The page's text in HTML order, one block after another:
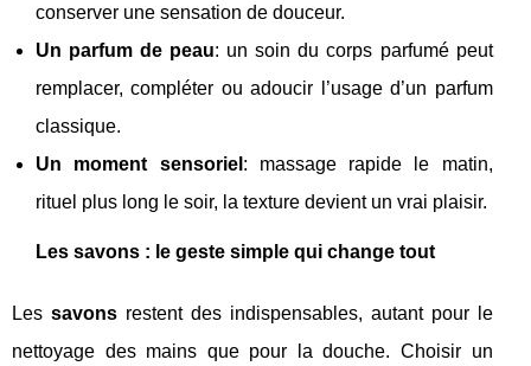
conserver une sensation de douceur.
Un parfum de peau: un soin du corps parfumé peut
remplacer, compléter ou adoucir l’usage d’un parfum
classique.
Un moment sensoriel : massage rapide le matin,
rituel plus long le soir, la texture devient un vrai plaisir.
Les savons : le geste simple qui change tout
Les savonsrestent des indispensables, autant pour le
nettoyage des mains que pour la douche. Choisir un